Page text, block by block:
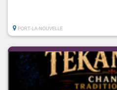
PORT-LA-NOUVELLE